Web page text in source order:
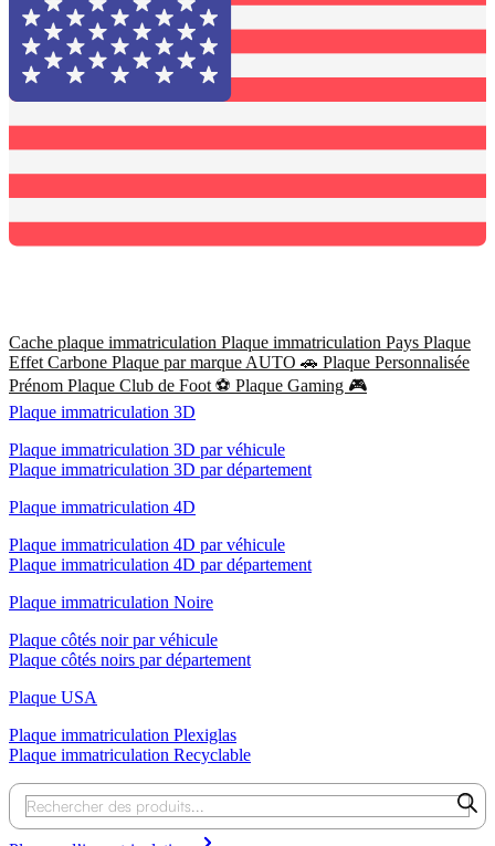
Cache plaque immatriculation Plaque immatriculation Pays Plaque
Effet Carbone Plaque par marque AUTO 🚗 Plaque Personnalisée
Prénom Plaque Club de Foot ⚽ Plaque Gaming 🎮
Plaque immatriculation 3D
Plaque immatriculation 3D par véhicule
Plaque immatriculation 3D par département
Plaque immatriculation 4D
Plaque immatriculation 4D par véhicule
Plaque immatriculation 4D par département
Plaque immatriculation Noire
Plaque côtés noir par véhicule
Plaque côtés noirs par département
Plaque USA
Plaque immatriculation Plexiglas
Plaque immatriculation Recyclable
Recherche
de